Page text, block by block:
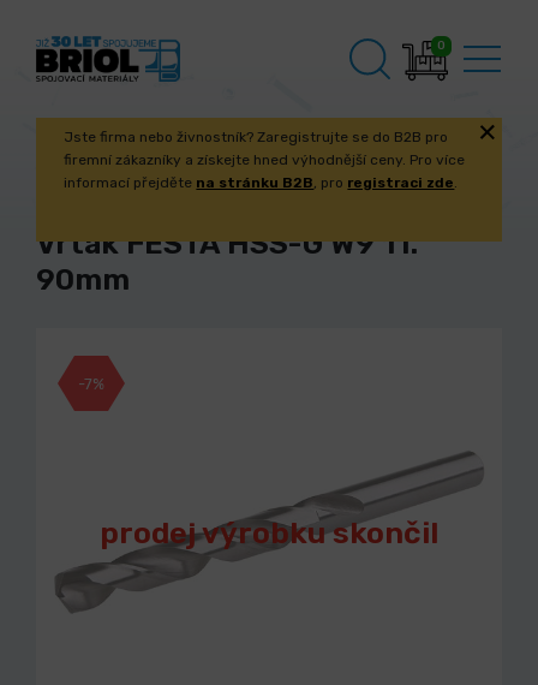
0
Jste firma nebo živnostník? Zaregistrujte se do B2B pro
firemní zákazníky a získejte hned výhodnější ceny. Pro více
informací přejděte na stránku B2B, pro registraci zde.
Vrták FESTA HSS-G W9 11.
90mm
prodej výrobku skončil
-7%